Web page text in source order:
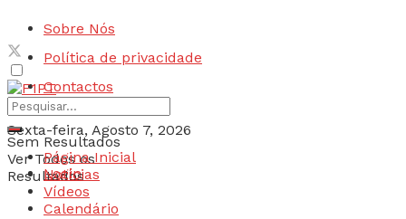
Sobre Nós
Política de privacidade
Contactos
Sexta-feira, Agosto 7, 2026
Login
Sem Resultados
Ver Todos os
Resultados
Página Inicial
Notícias
Vídeos
Calendário